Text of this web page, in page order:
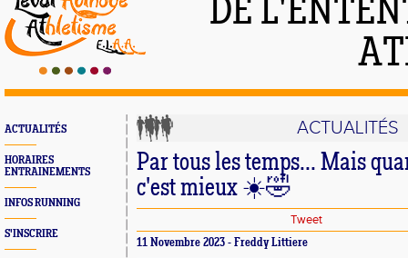
DE
ACTUALITÉS
HORAIRES
ENTRAINEMENTS
INFOS RUNNING
S'INSCRIRE
ACTUALITÉS
Par tous les temps... Mais
c'est mieux ☀️🤣
Tweet
11 Novembre 2023 - Freddy Littiere